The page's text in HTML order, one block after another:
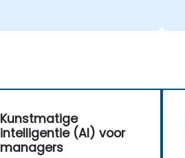
Kunstmatige
intelligentie (AI) voor
managers